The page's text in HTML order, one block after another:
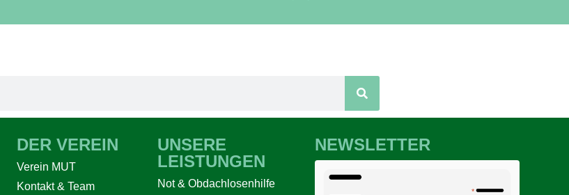
DER VEREIN
Verein MUT
Kontakt & Team
UNSERE
LEISTUNGEN
Not & Obdachlosenhilfe
NEWSLETTER